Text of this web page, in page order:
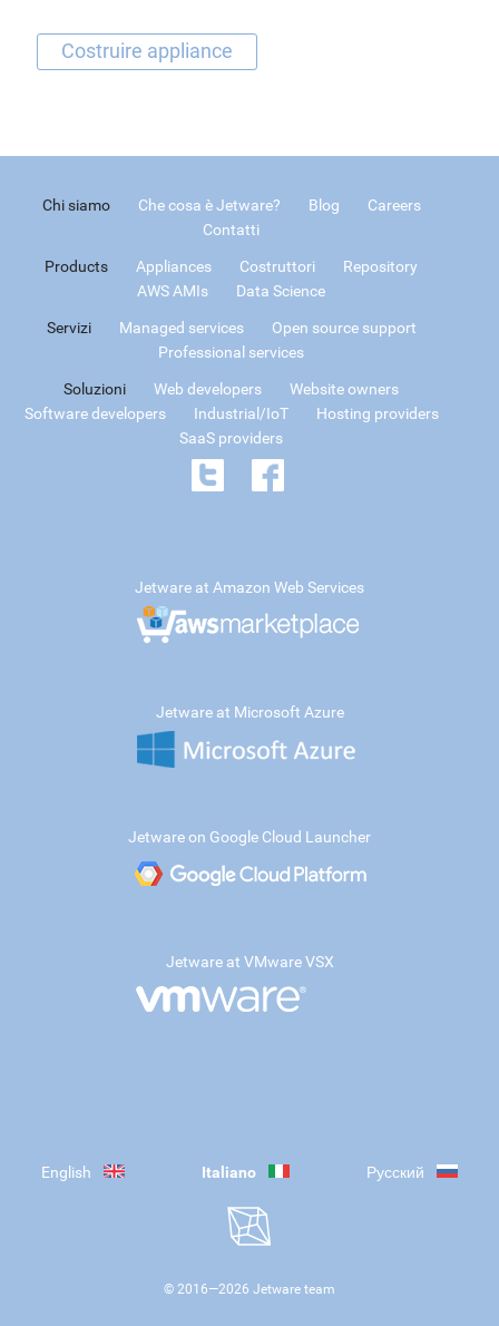
Chi siamo Che cosa è Jetware? Blog
Careers
Contatti
Products Appliances Costruttori
Repository
AWS AMIs
Data Science
Servizi Managed services
Open source support
Professional services
Soluzioni Web developers
Website owners
Software developers
Industrial/IoT
Hosting providers
SaaS providers
Jetware at Amazon Web Services
Jetware at Microsoft Azure
Jetware on Google Cloud Launcher
Jetware at VMware VSX
English Italiano Русский
© 2016—2026 Jetware team